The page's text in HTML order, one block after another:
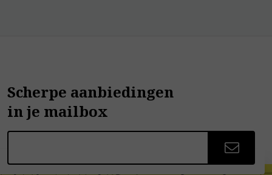
Scherpe aanbiedingen
in je mailbox